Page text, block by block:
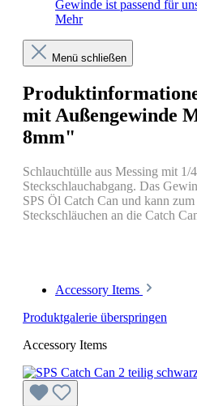
Gewinde ist passend für
Mehr
Menü schließen
mit Außengewinde
8mm"
Schlauchtülle aus Messing mit
Steckschlauchabgang. Das
SPS Öl Catch Can und kann
Steckschläuchen an die Catch
Accessory Items
Produktgalerie überspringen
Accessory Items